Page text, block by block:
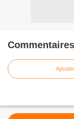
Commentaires